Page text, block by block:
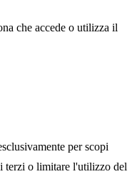
che accede o utilizza il
per scopi
terzi o limitare l'utilizzo del